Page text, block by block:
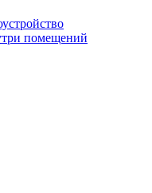
помещений